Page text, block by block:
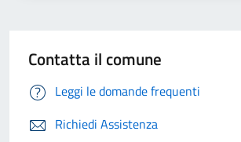
Contatta il comune
Leggi le domande frequenti
Richiedi Assistenza